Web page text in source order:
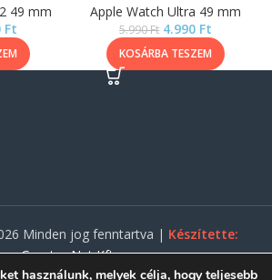
49 mm
Ft
Apple Watch Ultra 49 mm
5.990Ft 4.990 Ft
KOSÁRBA TESZEM
Minden jog fenntartva | Készítette:
Gasztro Net Kft.
használunk, melyek célja, hogy teljesebb